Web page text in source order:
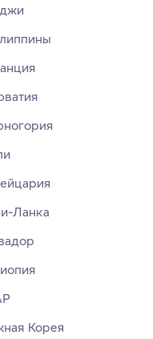
Ланка
Корея